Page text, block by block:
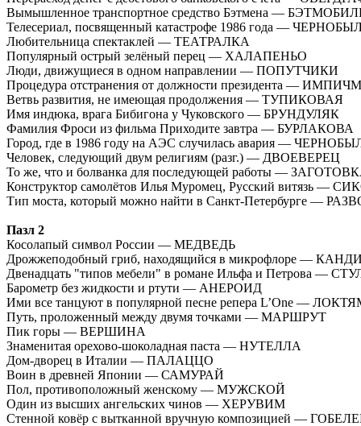
Вымышленное транспортное средство Бэтмена —
Телесериал, посвященный катастрофе 1986 года —
Любительница спектаклей — ТЕАТРАЛКА
Популярный острый зелёный перец — ХАЛАПЕНЬО
Люди, движущиеся в одном направлении — ПОПУТЧИКИ
Процедура отстранения от должности президента —
Ветвь развития, не имеющая продолжения — ТУПИКОВАЯ
Имя индюка, врага Бибигона у Чуковского — БРУНДУЛЯК
Фамилия Фроси из фильма Приходите завтра — БУРЛАКОВА
Город, где в 1986 году на АЭС случилась авария —
Человек, следующий двум религиям (разг.) — ДВОЕВЕРЕЦ
То же, что и болванка для последующей работы —
Конструктор самолётов Илья Муромец, Русский витязь —
Тип моста, который можно найти в Санкт-Петербурге —
Пазл 2
Косолапый символ России — МЕДВЕДЬ
Дрожжеподобный гриб, находящийся в микрофлоре —
Двенадцать "типов мебели" в романе Ильфа и Петрова —
Барометр без жидкости и ртути — АНЕРОИД
Ими все танцуют в популярной песне репера L’One —
Путь, проложенный между двумя точками — МАРШРУТ
Пик горы — ВЕРШИНА
Знаменитая орехово-шоколадная паста — НУТЕЛЛА
Дом-дворец в Италии — ПАЛАЦЦО
Воин в древней Японии — САМУРАЙ
Пол, противоположный женскому — МУЖСКОЙ
Один из высших ангельских чинов — ХЕРУВИМ
Стенной ковёр с вытканной вручную композицией —